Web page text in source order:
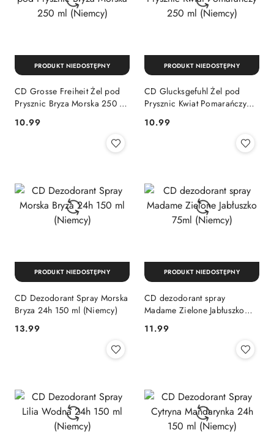
CD Grosse Freiheit Żel pod
Prysznic Bryza Morska 250 ml
Cena:
10.99
PRODUKT NIEDOSTĘPNY
CD Glucksgefuhl Żel pod
Prysznic Kwiat Pomarańczy
Cena:
10.99
PRODUKT NIEDOSTĘPNY
CD Dezodorant Spray Morska
Bryza 24h 150 ml (Niemcy)
Cena:
13.99
PRODUKT NIEDOSTĘPNY
CD dezodorant spray
Madame Zielone Jabłuszko
Cena:
11.99
PRODUKT NIEDOSTĘPNY